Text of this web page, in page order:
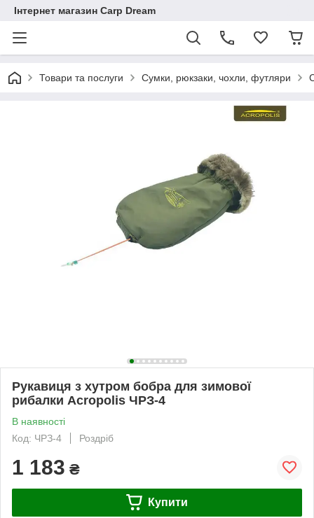
Інтернет магазин Carp Dream
Товари та послуги Сумки, рюкзаки, чохли, футляри
Рукавиця з хутром бобра для зимової
рибалки Acropolis ЧРЗ-4
В наявності
Код: ЧРЗ-4
Роздріб
1 183 ₴
Купити